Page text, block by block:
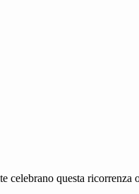
questa ricorrenza